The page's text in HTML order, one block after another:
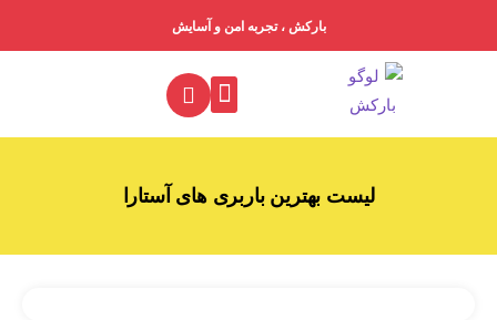
بارکش ، تجربه امن و آسایش
لیست بهترین باربری های آستارا